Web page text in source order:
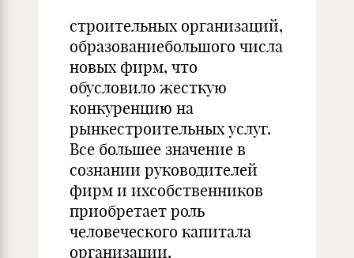
строительных организаций,
образованиебольшого числа
новых фирм, что
обусловило жесткую
конкуренцию на
рынкестроительных услуг.
Все большее значение в
сознании руководителей
фирм и ихсобственников
приобретает роль
человеческого капитала
организации,